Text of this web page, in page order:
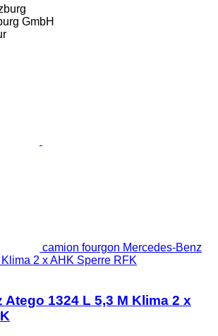
GmbH
camion fourgon Mercedes-Benz
2 x AHK Sperre RFK
Atego 1324 L 5,3 M Klima 2 x